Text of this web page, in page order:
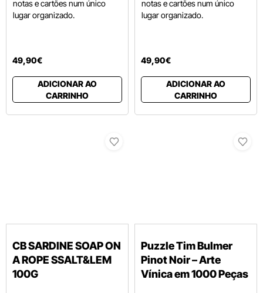
notas e cartões num único
lugar organizado.
49,90€
ADICIONAR AO
CARRINHO
notas e cartões num único
lugar organizado.
49,90€
ADICIONAR AO
CARRINHO
CB SARDINE SOAP ON
A ROPE SSALT&LEM
100G
Puzzle Tim Bulmer
Pinot Noir – Arte
Vínica em 1000 Peças